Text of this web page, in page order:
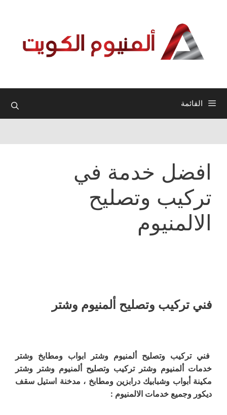
القائمة
افضل خدمة في
تركيب وتصليح
الالمنيوم
فني تركيب وتصليح ألمنيوم وشتر
فني تركيب وتصليح ألمنيوم وشتر ابواب ومطابخ وشتر
خدمات ألمنيوم وشتر تركيب وتصليح ألمنيوم وشتر وشتر
مكينة أبواب وشبابيك درابزين ومطابخ ، مدخنة استيل سقف
ديكور وجميع خدمات الالمنيوم :